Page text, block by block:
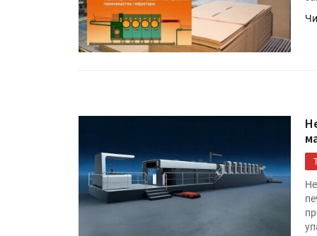
Росприроднадзор
«Калькулятор утилизации»